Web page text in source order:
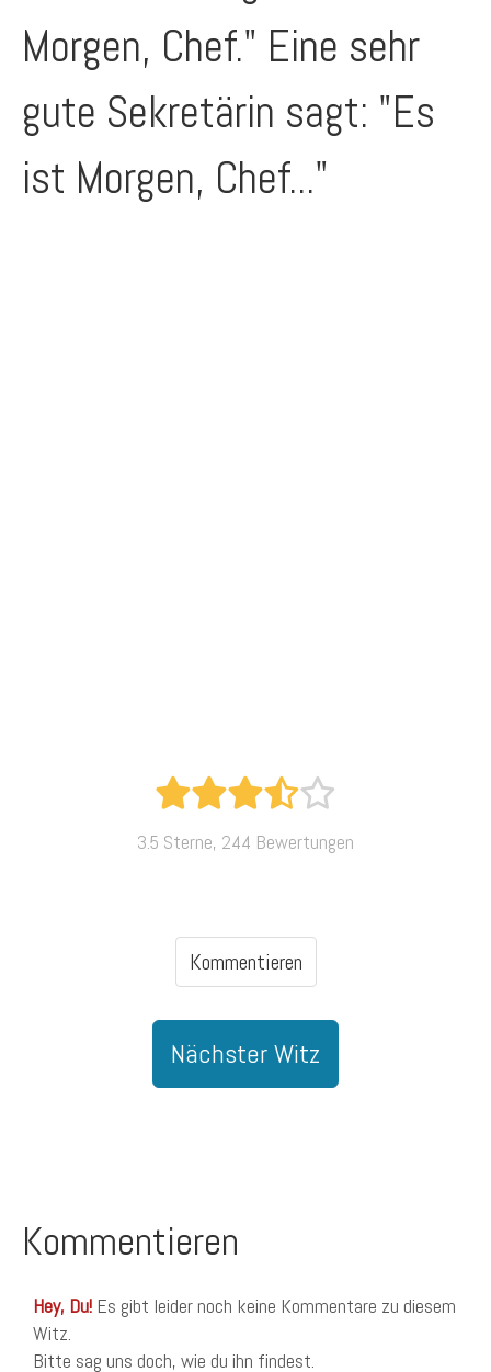
Morgen, Chef." Eine sehr
gute Sekretärin sagt: "Es
ist Morgen, Chef..."
3.5 Sterne, 244 Bewertungen
Kommentieren
Nächster Witz
Kommentieren
Hey, Du! Es gibt leider noch keine Kommentare zu diesem
Witz.
Bitte sag uns doch, wie du ihn findest.